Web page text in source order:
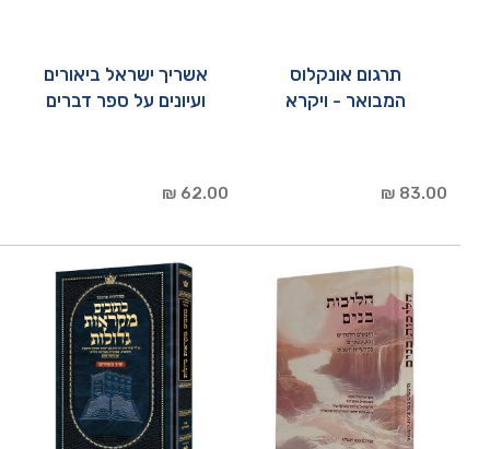
אשריך ישראל ביאורים
ועיונים על ספר דברים
62.00 ₪
תרגום אונקלוס
המבואר - ויקרא
83.00 ₪